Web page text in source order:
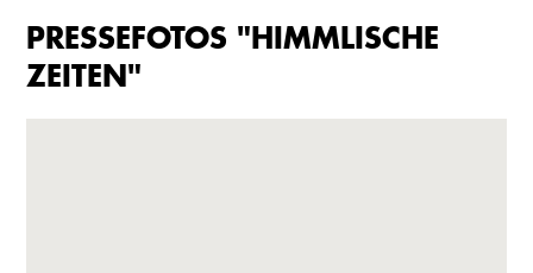
PRESSEFOTOS "HIMMLISCHE
ZEITEN"